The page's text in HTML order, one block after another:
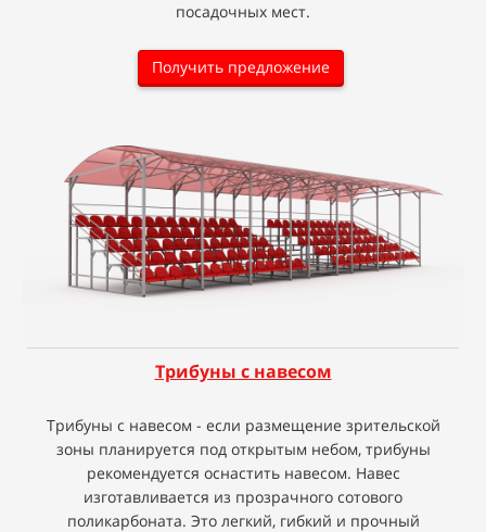
посадочных мест.
Получить предложение
Трибуны с навесом
Трибуны с навесом - если размещение зрительской
зоны планируется под открытым небом, трибуны
рекомендуется оснастить навесом. Навес
изготавливается из прозрачного сотового
поликарбоната. Это легкий, гибкий и прочный